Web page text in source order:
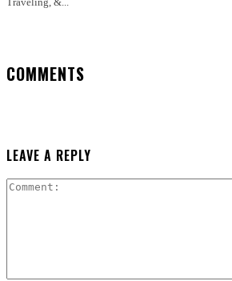
COMMENTS
LEAVE A REPLY